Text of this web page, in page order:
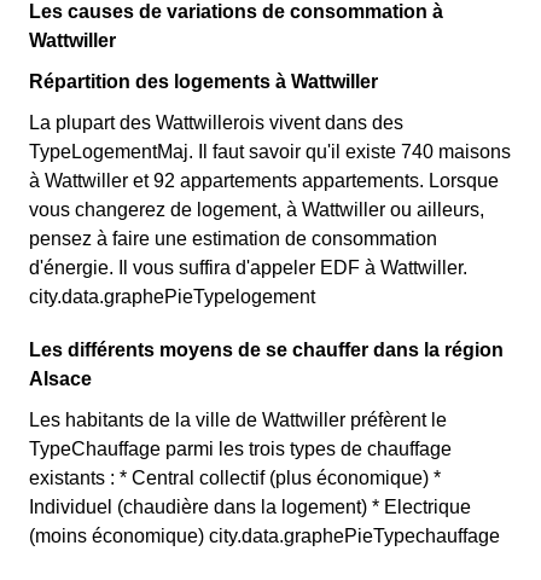
Les causes de variations de consommation à
Wattwiller
Répartition des logements à Wattwiller
La plupart des Wattwillerois vivent dans des
TypeLogementMaj. Il faut savoir qu'il existe 740 maisons
à Wattwiller et 92 appartements appartements. Lorsque
vous changerez de logement, à Wattwiller ou ailleurs,
pensez à faire une estimation de consommation
d'énergie. Il vous suffira d'appeler EDF à Wattwiller.
city.data.graphePieTypelogement
Les différents moyens de se chauffer dans la région
Alsace
Les habitants de la ville de Wattwiller préfèrent le
TypeChauffage parmi les trois types de chauffage
existants : * Central collectif (plus économique) *
Individuel (chaudière dans la logement) * Electrique
(moins économique) city.data.graphePieTypechauffage